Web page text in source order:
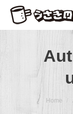
You are here:Home